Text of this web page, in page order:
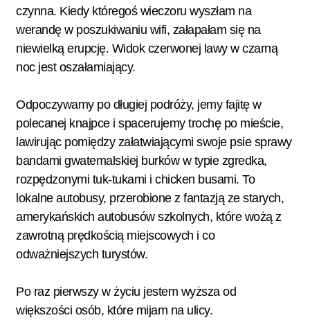
czynna. Kiedy któregoś wieczoru wyszłam na
werandę w poszukiwaniu wifi, załapałam się na
niewielką erupcję. Widok czerwonej lawy w czarną
noc jest oszałamiający.
Odpoczywamy po długiej podróży, jemy fajitę w
polecanej knajpce i spacerujemy trochę po mieście,
lawirując pomiędzy załatwiającymi swoje psie sprawy
bandami gwatemalskiej burków w typie zgredka,
rozpędzonymi tuk-tukami i chicken busami. To
lokalne autobusy, przerobione z fantazją ze starych,
amerykańskich autobusów szkolnych, które wożą z
zawrotną prędkością miejscowych i co
odważniejszych turystów.
Po raz pierwszy w życiu jestem wyższa od
większości osób, które mijam na ulicy.